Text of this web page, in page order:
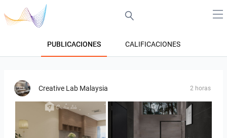
PUBLICACIONES CALIFICACIONES
Creative Lab Malaysia 2 horas